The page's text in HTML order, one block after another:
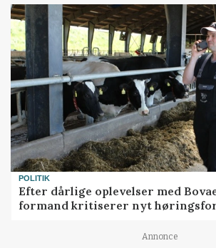
POLITIK
Efter dårlige oplevelser med
formand kritiserer nyt
Annonce